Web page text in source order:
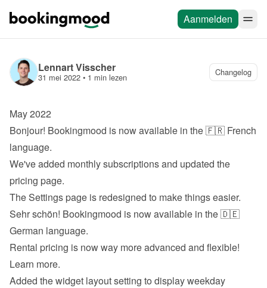
Aanmelden
Lennart Visscher
31 mei 2022 • 1 min lezen Changelog
May 2022
Bonjour! Bookingmood is now available in the 🇫🇷 French
language.
pricing page.
The Settings page is redesigned to make things easier.
Sehr schön! Bookingmood is now available in the 🇩🇪
German language.
Learn more.
Added the widget layout setting to display weekday